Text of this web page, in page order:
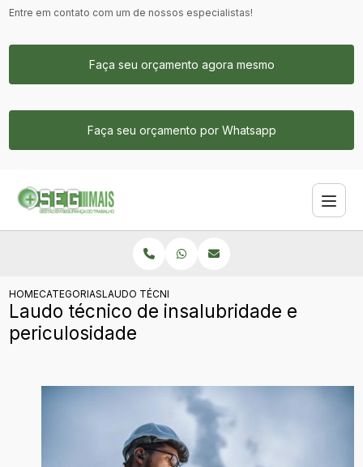
Entre em contato com um de nossos especialistas!
Faça seu orçamento agora mesmo
Faça seu orçamento por Whatsapp
HOMECATEGORIASLAUDO TÉCNICO DE INSALUBRIDADE E
Laudo técnico de insalubridade e
periculosidade